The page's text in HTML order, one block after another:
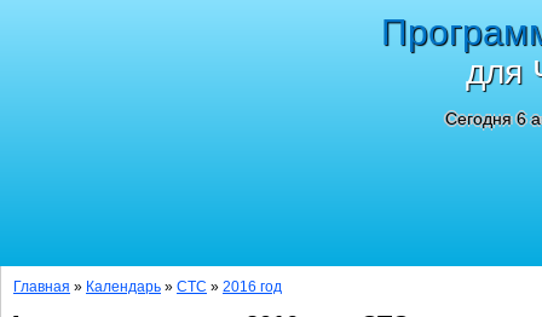
для
Сегодня 6
Главная » Календарь » СТС » 2016 год